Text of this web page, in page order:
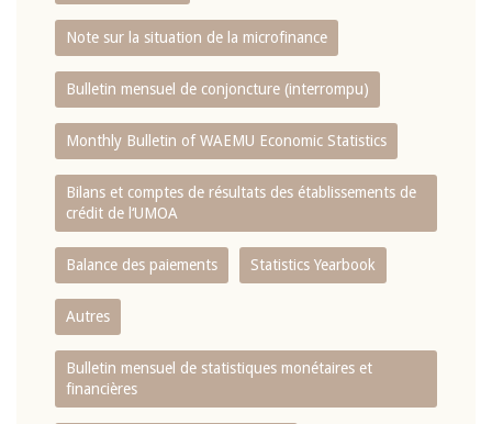
Note sur la situation de la microfinance
Bulletin mensuel de conjoncture (interrompu)
Monthly Bulletin of WAEMU Economic Statistics
Bilans et comptes de résultats des établissements de
crédit de l‘UMOA
Balance des paiements Statistics Yearbook
Autres
Bulletin mensuel de statistiques monétaires et
financières